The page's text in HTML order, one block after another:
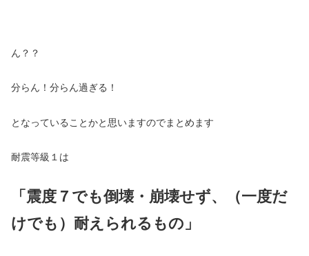
ん？？
分らん！分らん過ぎる！
となっていることかと思いますのでまとめます
耐震等級１は
「震度７でも倒壊・崩壊せず、（一度だ
けでも）耐えられるもの」